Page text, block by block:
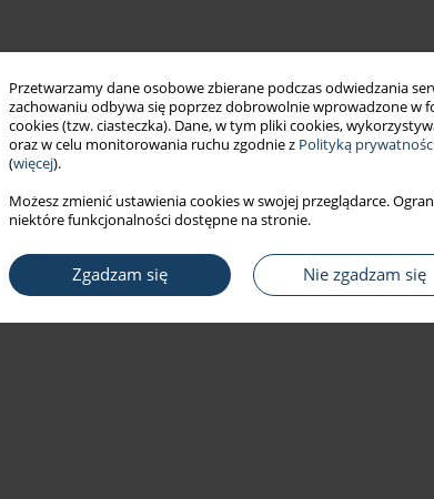
Przetwarzamy dane osobowe zbierane podczas odwiedzania
zachowaniu odbywa się poprzez dobrowolnie wprowadzone w
cookies (tzw. ciasteczka). Dane, w tym pliki cookies,
oraz w celu monitorowania ruchu zgodnie z Polityką
(więcej).
Możesz zmienić ustawienia cookies w swojej przeglądarce.
niektóre funkcjonalności dostępne na stronie.
Zgadzam się Nie zgadzam się